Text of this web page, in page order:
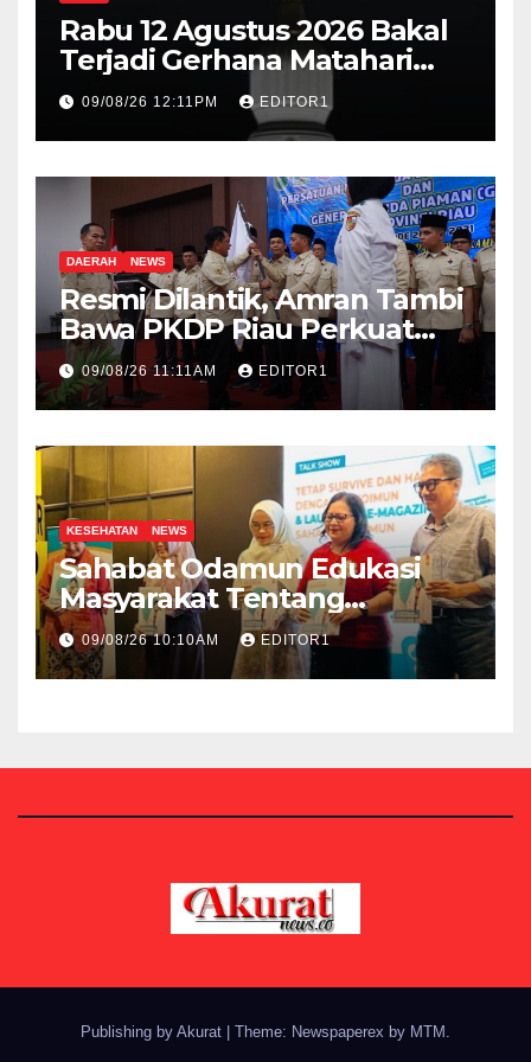
Rabu 12 Agustus 2026 Bakal
Terjadi Gerhana Matahari
Total, Ini Wilayah yang
Dilintasi
09/08/26 12:11PM EDITOR1
DAERAH NEWS
Resmi Dilantik, Amran Tambi
Bawa PKDP Riau Perkuat
Persatuan Perantau Piaman
09/08/26 11:11AM EDITOR1
KESEHATAN NEWS
Sahabat Odamun Edukasi
Masyarakat Tentang
Penyakit Autoimun
09/08/26 10:10AM EDITOR1
Publishing by Akurat Theme: Newspaperex by MTM